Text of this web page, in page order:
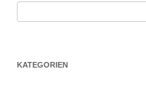
KATEGORIEN